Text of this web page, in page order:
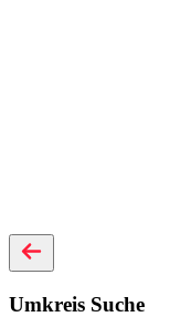
Umkreis Suche